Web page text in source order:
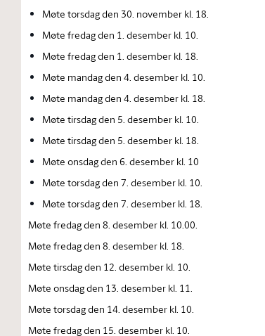
Møte torsdag den 30. november kl. 18.
Møte fredag den 1. desember kl. 10.
Møte fredag den 1. desember kl. 18.
Møte mandag den 4. desember kl. 10.
Møte mandag den 4. desember kl. 18.
Møte tirsdag den 5. desember kl. 10.
Møte tirsdag den 5. desember kl. 18.
Møte onsdag den 6. desember kl. 10
Møte torsdag den 7. desember kl. 10.
Møte torsdag den 7. desember kl. 18.
Møte fredag den 8. desember kl. 10.00.
Møte fredag den 8. desember kl. 18.
Møte tirsdag den 12. desember kl. 10.
Møte onsdag den 13. desember kl. 11.
Møte torsdag den 14. desember kl. 10.
Møte fredag den 15. desember kl. 10.